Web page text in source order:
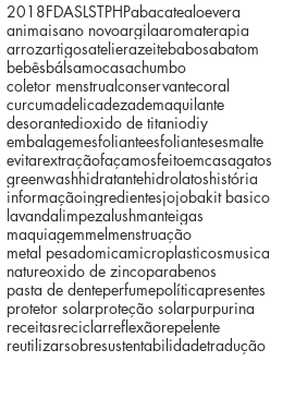
2018FDASLSTPHPabacatealoevera
animaisano novoargilaaromaterapia
arrozartigosatelierazeitebabosabatom
bebêsbálsamocasachumbo
coletor menstrualconservantecoral
curcumadelicadezademaquilante
desorantedioxido de titaniodiy
embalagemesfolianteesfoliantesesmalte
evitarextraçãofaçamosfeitoemcasagatos
greenwashhidratantehidrolatoshistória
informaçãoingredientesjojobakit basico
lavandalimpezalushmanteigas
maquiagemmelmenstruação
metal pesadomicamicroplasticosmusica
natureoxido de zincoparabenos
pasta de denteperfumepolíticapresentes
protetor solarproteção solarpurpurina
receitasreciclarreflexãorepelente
reutilizarsobresustentabilidadetradução